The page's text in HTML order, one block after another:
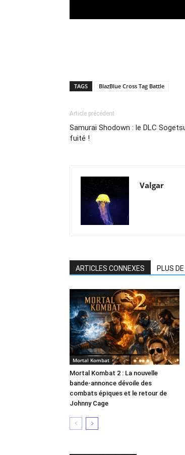
TAGS BlazBlue Cross Tag Battle
Article précédent
Samurai Shodown : le DLC
fuité !
Valgar
ARTICLES CONNEXES PLUS
Mortal Kombat
Mortal Kombat 2 : La nouvelle
bande-annonce dévoile des
combats épiques et le retour de
Johnny Cage